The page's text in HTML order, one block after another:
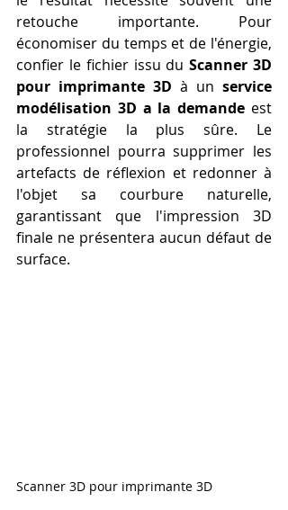
retouche importante. Pour
économiser du temps et de l'énergie,
confier le fichier issu du Scanner 3D
pour imprimante 3D à un service
modélisation 3D a la demande est
la stratégie la plus sûre. Le
professionnel pourra supprimer les
artefacts de réflexion et redonner à
l'objet sa courbure naturelle,
garantissant que l'impression 3D
finale ne présentera aucun défaut de
surface.
Scanner 3D pour imprimante 3D